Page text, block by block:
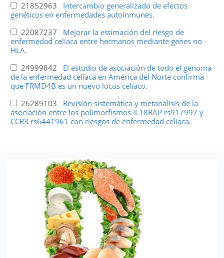
21852963 Intercambio generalizado de efectos
genéticos en enfermedades autoinmunes.
22087237 Mejorar la estimación del riesgo de
enfermedad celíaca entre hermanos mediante genes no
HLA.
24999842 El estudio de asociación de todo el genoma
de la enfermedad celíaca en América del Norte confirma
que FRMD4B es un nuevo locus celíaco.
26289103 Revisión sistemática y metanálisis de la
asociación entre los polimorfismos IL18RAP rs917997 y
CCR3 rs6441961 con riesgos de enfermedad celíaca.